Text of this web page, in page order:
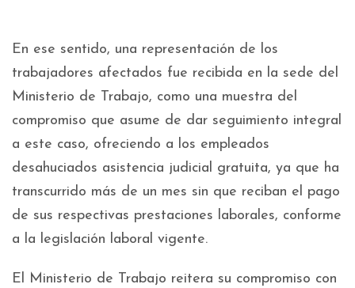
En ese sentido, una representación de los
trabajadores afectados fue recibida en la sede del
Ministerio de Trabajo, como una muestra del
compromiso que asume de dar seguimiento integral
a este caso, ofreciendo a los empleados
desahuciados asistencia judicial gratuita, ya que ha
transcurrido más de un mes sin que reciban el pago
de sus respectivas prestaciones laborales, conforme
a la legislación laboral vigente.
El Ministerio de Trabajo reitera su compromiso con